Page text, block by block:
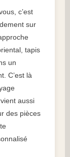
c’est
sur
tapis
un
C’est là
aussi
des pièces